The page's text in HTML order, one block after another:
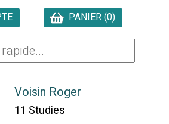
PANIER (0)
Voisin Roger
11 Studies